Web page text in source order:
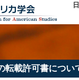
転載許可書につい